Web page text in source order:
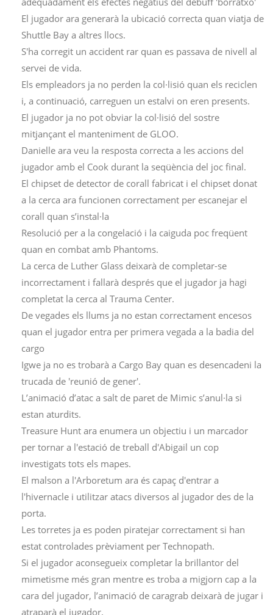
El jugador ara generarà la ubicació correcta quan viatja de
Shuttle Bay a altres llocs.
S'ha corregit un accident rar quan es passava de nivell al
servei de vida.
Els empleadors ja no perden la col·lisió quan els reciclen
i, a continuació, carreguen un estalvi on eren presents.
El jugador ja no pot obviar la col·lisió del sostre
mitjançant el manteniment de GLOO.
Danielle ara veu la resposta correcta a les accions del
jugador amb el Cook durant la seqüència del joc final.
El chipset de detector de corall fabricat i el chipset donat
a la cerca ara funcionen correctament per escanejar el
corall quan s’instal·la
Resolució per a la congelació i la caiguda poc freqüent
quan en combat amb Phantoms.
La cerca de Luther Glass deixarà de completar-se
incorrectament i fallarà després que el jugador ja hagi
completat la cerca al Trauma Center.
De vegades els llums ja no estan correctament encesos
quan el jugador entra per primera vegada a la badia del
cargo
Igwe ja no es trobarà a Cargo Bay quan es desencadeni la
trucada de 'reunió de gener'.
L’animació d’atac a salt de paret de Mimic s’anul·la si
estan aturdits.
Treasure Hunt ara enumera un objectiu i un marcador
per tornar a l'estació de treball d'Abigail un cop
investigats tots els mapes.
El malson a l'Arboretum ara és capaç d'entrar a
l'hivernacle i utilitzar atacs diversos al jugador des de la
porta.
Les torretes ja es poden piratejar correctament si han
estat controlades prèviament per Technopath.
Si el jugador aconsegueix completar la brillantor del
mimetisme més gran mentre es troba a migjorn cap a la
cara del jugador, l’animació de caragrab deixarà de jugar i
atraparà el jugador.